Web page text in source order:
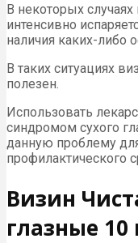
В некоторых
интенсивно
наличия каких-либо
В таких ситуациях
полезен.
Использовать
синдромом сухого
данную проблему
профилактического
Визин
глазные